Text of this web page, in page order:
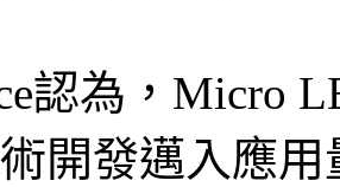
認為，Micro
開發邁入應